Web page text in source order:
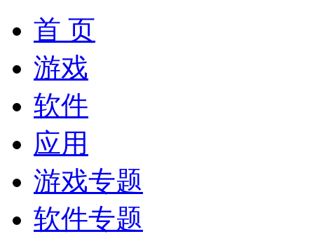
首 页
游戏
软件
应用
游戏专题
软件专题